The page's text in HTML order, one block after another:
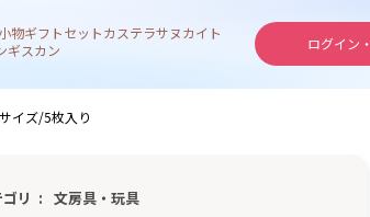
ログイン・
物ギフトセットカステラサヌカイト
ギスカン
イズ/5枚入り
リ 文房具・玩具